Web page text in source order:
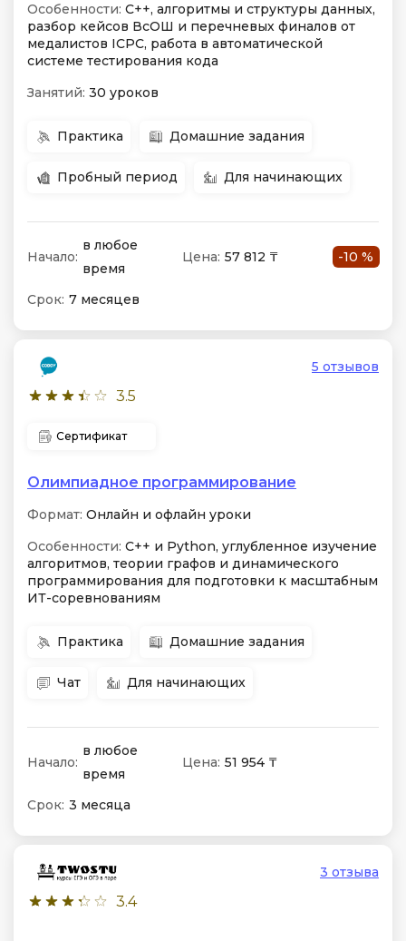
Особенности: C++, алгоритмы и структуры данных,
разбор кейсов ВсОШ и перечневых финалов от
медалистов ICPC, работа в автоматической
системе тестирования кода
Занятий: 30 уроков
Практика Домашние задания
Пробный период Для начинающих
Начало:
в любое
время
Цена: 57 812 ₸ -10 %
Срок: 7 месяцев
3.5
5 отзывов
Сертификат
Олимпиадное программирование
Формат: Онлайн и офлайн уроки
Особенности: C++ и Python, углубленное изучение
алгоритмов, теории графов и динамического
программирования для подготовки к масштабным
ИТ-соревнованиям
Практика Домашние задания
Чат Для начинающих
Начало:
в любое
время
Цена: 51 954 ₸
Срок: 3 месяца
3.4
3 отзыва